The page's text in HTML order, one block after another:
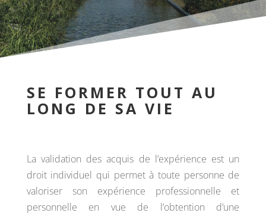
SE FORMER TOUT AU
LONG DE SA VIE
La validation des acquis de l’expérience est un
droit individuel qui permet à toute personne de
valoriser son expérience professionnelle et
personnelle en vue de l’obtention d’une